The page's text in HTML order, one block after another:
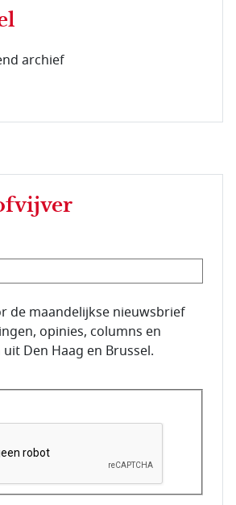
archief
de abonnee.
de maandelijkse nieuwsbrief
opinies, columns en
Den Haag en Brussel.
om te controleren dat u een mens